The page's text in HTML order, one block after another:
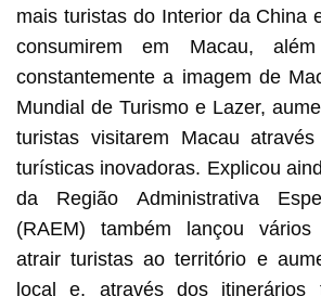
mais turistas do Interior da China
consumirem em Macau,
constantemente a imagem de
Mundial de Turismo e Lazer,
turistas visitarem Macau
turísticas inovadoras. Explicou
da Região Administrativa
(RAEM) também lançou
atrair turistas ao território e
local e, através dos itinerários